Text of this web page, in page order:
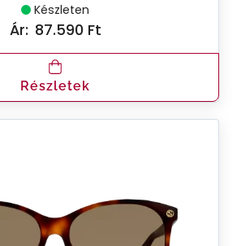
Készleten
Ár: 87.590 Ft
Részletek